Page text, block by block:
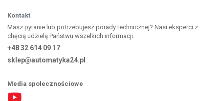
Kontakt
Masz pytanie lub potrzebujesz porady technicznej? Nasi eksperci z
chęcią udzielą Państwu wszelkich informacji.
+48 32 614 09 17
sklep@automatyka24.pl
Media społecznościowe